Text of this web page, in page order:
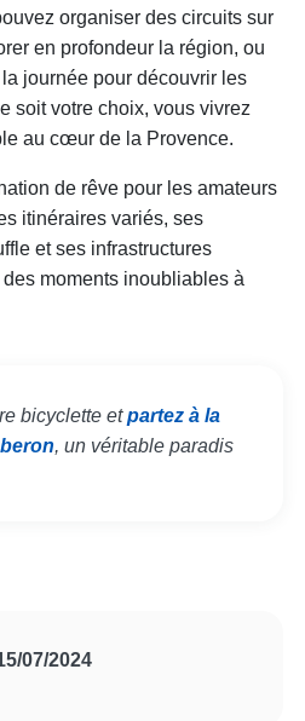
organiser des circuits sur
en profondeur la région, ou
journée pour découvrir les
soit votre choix, vous vivrez
au cœur de la Provence.
de rêve pour les amateurs
itinéraires variés, ses
et ses infrastructures
moments inoubliables à
bicyclette etpartez à la
, un véritable paradis
07/2024